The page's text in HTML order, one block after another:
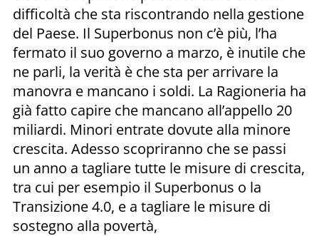
difficoltà che sta riscontrando nella gestione
del Paese. Il Superbonus non c’è più, l’ha
fermato il suo governo a marzo, è inutile che
ne parli, la verità è che sta per arrivare la
manovra e mancano i soldi. La Ragioneria ha
già fatto capire che mancano all’appello 20
miliardi. Minori entrate dovute alla minore
crescita. Adesso scopriranno che se passi
un anno a tagliare tutte le misure di crescita,
tra cui per esempio il Superbonus o la
Transizione 4.0, e a tagliare le misure di
sostegno alla povertà,